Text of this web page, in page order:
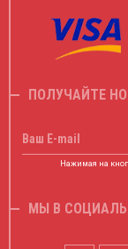
ПОЛУЧАЙТЕ
Ваш E-mail
Нажимая на
МЫ В